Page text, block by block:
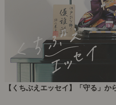
【くちぶえエッセイ】「守る」か